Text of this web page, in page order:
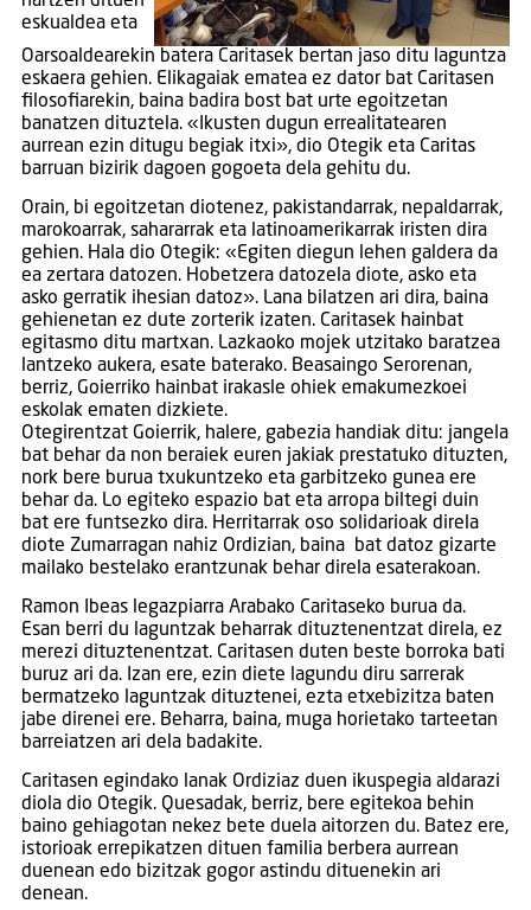
eskualdea eta
Oarsoaldearekin batera Caritasek bertan jaso ditu laguntza
eskaera gehien. Elikagaiak ematea ez dator bat Caritasen
filosofiarekin, baina badira bost bat urte egoitzetan
banatzen dituztela. «Ikusten dugun errealitatearen
aurrean ezin ditugu begiak itxi», dio Otegik eta Caritas
barruan bizirik dagoen gogoeta dela gehitu du.
Orain, bi egoitzetan diotenez, pakistandarrak, nepaldarrak,
marokoarrak, sahararrak eta latinoamerikarrak iristen dira
gehien. Hala dio Otegik: «Egiten diegun lehen galdera da
ea zertara datozen. Hobetzera datozela diote, asko eta
asko gerratik ihesian datoz». Lana bilatzen ari dira, baina
gehienetan ez dute zorterik izaten. Caritasek hainbat
egitasmo ditu martxan. Lazkaoko mojek utzitako baratzea
lantzeko aukera, esate baterako. Beasaingo Serorenan,
berriz, Goierriko hainbat irakasle ohiek emakumezkoei
eskolak ematen dizkiete.
Otegirentzat Goierrik, halere, gabezia handiak ditu: jangela
bat behar da non beraiek euren jakiak prestatuko dituzten,
nork bere burua txukuntzeko eta garbitzeko gunea ere
behar da. Lo egiteko espazio bat eta arropa biltegi duin
bat ere funtsezko dira. Herritarrak oso solidarioak direla
diote Zumarragan nahiz Ordizian, baina bat datoz gizarte
mailako bestelako erantzunak behar direla esaterakoan.
Ramon Ibeas legazpiarra Arabako Caritaseko burua da.
Esan berri du laguntzak beharrak dituztenentzat direla, ez
merezi dituztenentzat. Caritasen duten beste borroka bati
buruz ari da. Izan ere, ezin diete lagundu diru sarrerak
bermatzeko laguntzak dituztenei, ezta etxebizitza baten
jabe direnei ere. Beharra, baina, muga horietako tarteetan
barreiatzen ari dela badakite.
Caritasen egindako lanak Ordiziaz duen ikuspegia aldarazi
diola dio Otegik. Quesadak, berriz, bere egitekoa behin
baino gehiagotan nekez bete duela aitorzen du. Batez ere,
istorioak errepikatzen dituen familia berbera aurrean
duenean edo bizitzak gogor astindu dituenekin ari
denean.